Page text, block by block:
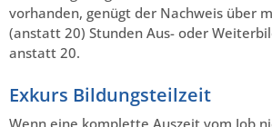
vorhanden, genügt der Nachweis über
(anstatt 20) Stunden Aus- oder
anstatt 20.
Exkurs Bildungsteilzeit
Wenn eine komplette Auszeit vom Job